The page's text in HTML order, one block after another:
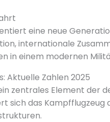
eine neue
internationale
in einem modernen
Aktuelle Zahlen 2025
zentrales Element der
sich das